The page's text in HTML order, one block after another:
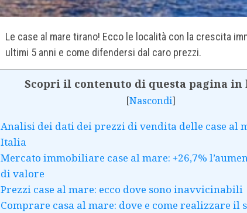
Le case al mare tirano! Ecco le località con la crescita
ultimi 5 anni e come difendersi dal caro prezzi.
Scopri il contenuto di questa pagina in
[Nascondi]
Analisi dei dati dei prezzi di vendita delle case al
Italia
Mercato immobiliare case al mare: +26,7%
di valore
Prezzi case al mare: ecco dove sono inavvicinabili
Comprare casa al mare: dove e come realizzare il